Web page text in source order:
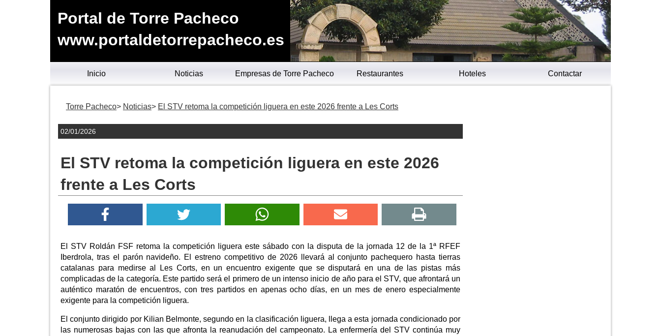
Portal de Torre Pacheco
www.portaldetorrepacheco.es
Inicio Noticias Empresas de Torre Pacheco Restaurantes Hoteles Contactar
Torre Pacheco Noticias El STV retoma la competición liguera en este 2026 frente a Les Corts
02/01/2026
El STV retoma la competición liguera en este 2026
frente a Les Corts
El STV Roldán FSF retoma la competición liguera este sábado con la disputa de la jornada 12 de la 1ª RFEF
Iberdrola, tras el parón navideño. El estreno competitivo de 2026 llevará al conjunto pachequero hasta tierras
catalanas para medirse al Les Corts, en un encuentro exigente que se disputará en una de las pistas más
complicadas de la categoría. Este partido será el primero de un intenso inicio de año para el STV, que afrontará un
auténtico maratón de encuentros, con tres partidos en apenas ocho días, en un mes de enero especialmente
exigente para la competición liguera.
El conjunto dirigido por Kilian Belmonte, segundo en la clasificación liguera, llega a esta jornada condicionado por
las numerosas bajas con las que afronta la reanudación del campeonato. La enfermería del STV continúa muy